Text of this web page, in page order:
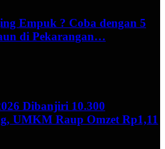
Empuk ? Coba dengan 5
di Pekarangan…
Dibanjiri 10.300
UMKM Raup Omzet Rp1,11